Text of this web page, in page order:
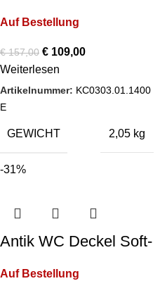
Auf Bestellung
€157,00 € 109,00
Weiterlesen
Artikelnummer: KC0303.01.1400
E
GEWICHT 2,05 kg
-31%
Antik WC Deckel Soft-
Auf Bestellung